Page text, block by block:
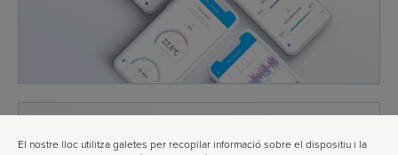
El nostre lloc utilitza galetes per recopilar informació sobre el dispositiu i la